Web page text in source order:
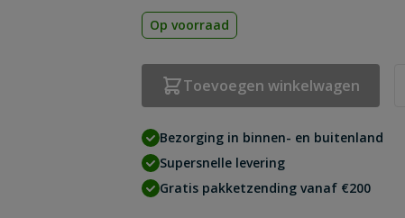
Op voorraad
Toevoegen winkelwagen
Bezorging in binnen- en buitenland
Supersnelle levering
Gratis pakketzending vanaf €200